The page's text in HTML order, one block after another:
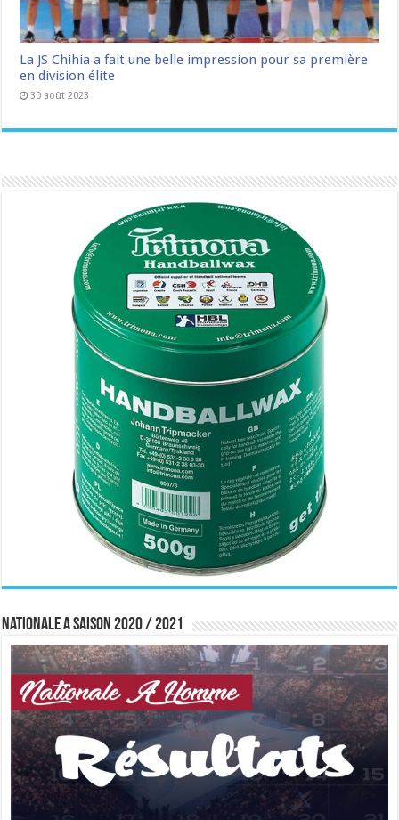
La JS Chihia a fait une belle impression pour sa première
en division élite
30 août 2023
Nationale A saison 2020 / 2021